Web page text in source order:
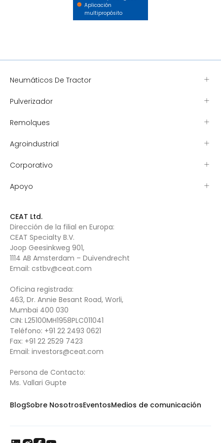
Aplicación
multipropósito
Neumáticos De Tractor
Pulverizador
Remolques
Agroindustrial
Corporativo
Apoyo
CEAT Ltd.
Dirección de la filial en Europa:
CEAT Specialty B.V.
Joop Geesinkweg 901,
1114 AB Amsterdam – Duivendrecht
Email: cstbv@ceat.com
Oficina registrada:
463, Dr. Annie Besant Road, Worli,
Mumbai 400 030
CIN: L25100MH1958PLC011041
Teléfono: +91 22 2493 0621
Fax: +91 22 2529 7423
Email: investors@ceat.com
Persona de Contacto:
Ms. Vallari Gupte
BlogSobre NosotrosEventosMedios de comunicación